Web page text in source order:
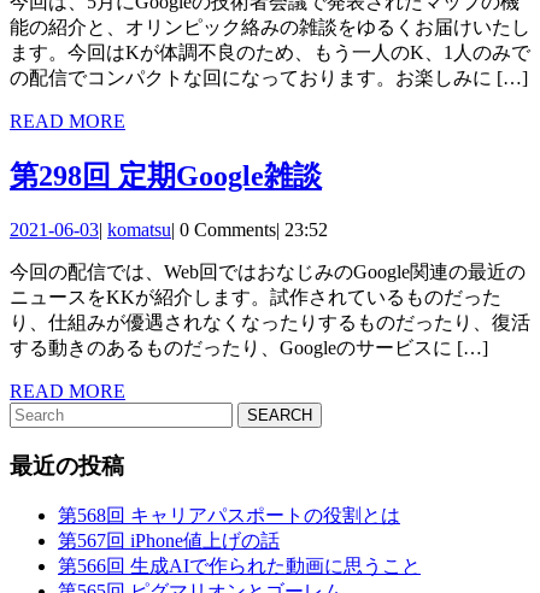
も
の
定
期
Google
能の紹介と、オリンピック絡みの雑談をゆるくお届けいたし
ます。今回はKが体調不良のため、もう一人のK、1人のみで
の配信でコンパクトな回になっております。お楽しみに […]
READ MORE
第298回 定期Google雑談第
回
定
期
Google
談
2021-06-032021-
03
| komatsukomatsu
| 0 Comments| 23:52
今回の配信では、Web回ではおなじみのGoogle関連の最近の
ニュースをKKが紹介します。試作されているものだった
り、仕組みが優遇されなくなったりするものだったり、復活
する動きのあるものだったり、Googleのサービスに […]
READ MORE
Search
for:
最近の投稿
第568回 キャリアパスポートの役割とは
第567回 iPhone値上げの話
第566回 生成AIで作られた動画に思うこと